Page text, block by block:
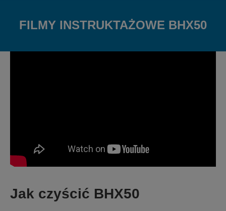
FILMY INSTRUKTAŻOWE BHX50
Jak czyścić BHX50